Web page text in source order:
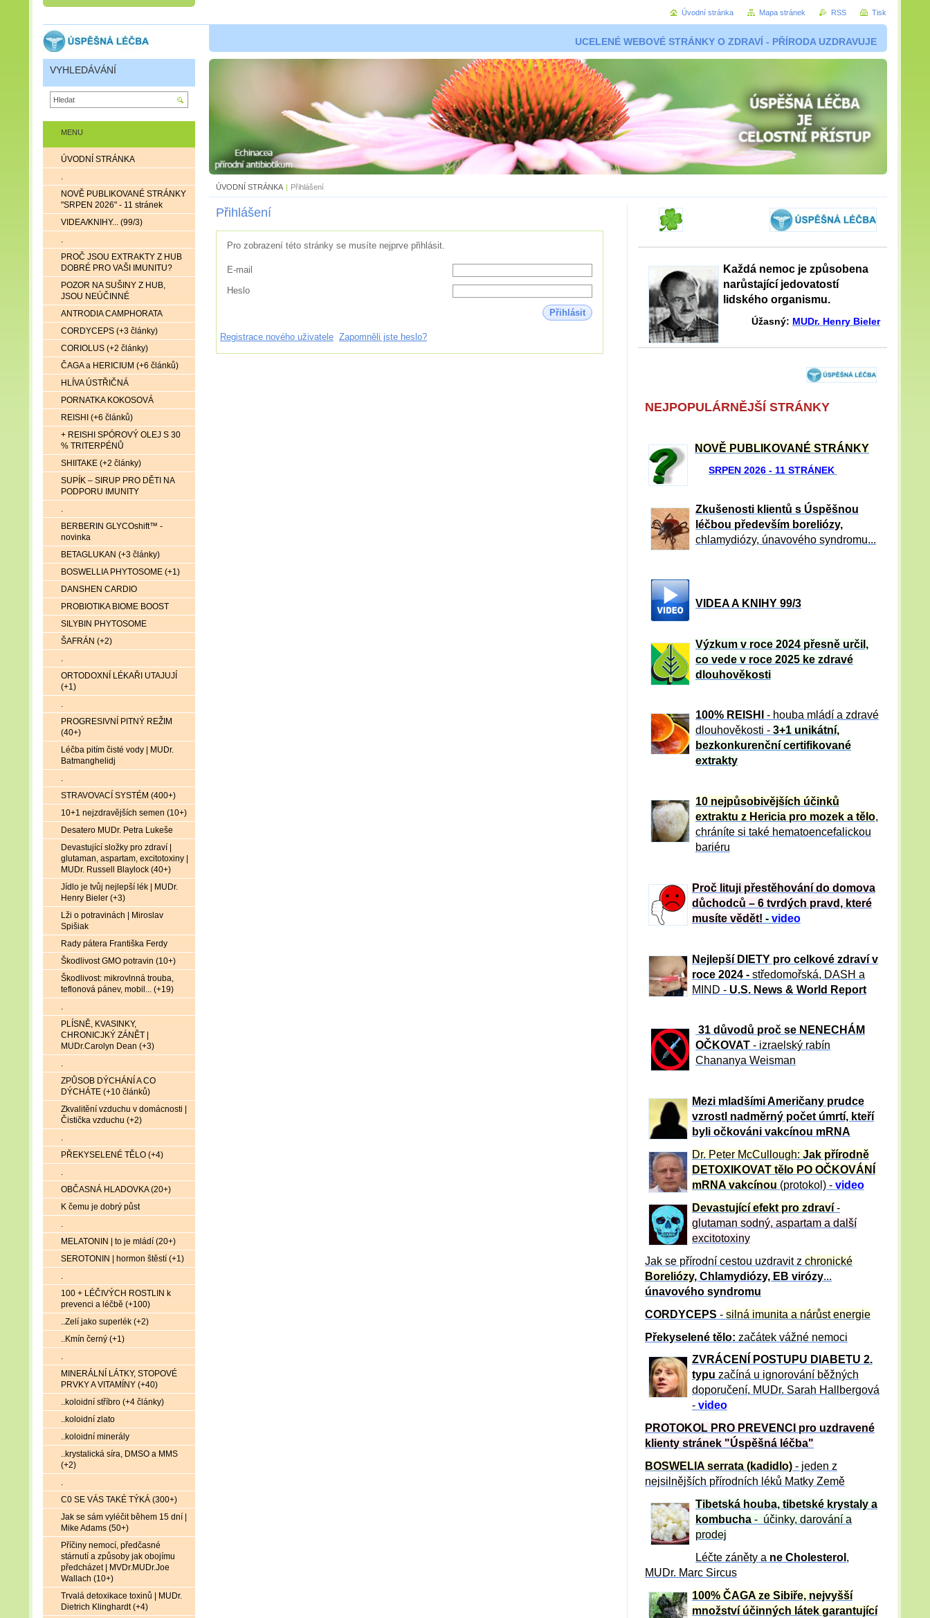
UCELENÉ WEBOVÉ STRÁNKY O ZDRAVÍ - PŘÍRODA UZDRAVUJE
ÚVODNÍ STRÁNKA | Přihlášení
Přihlášení
Pro zobrazení této stránky se musíte nejprve přihlásit.
E-mail
Heslo
Přihlásit
Registrace nového uživatele Zapomněli jste heslo?
Každá nemoc je způsobena
narůstající jedovatostí
lidského organismu.
Úžasný: MUDr. Henry Bieler
NEJPOPULÁRNĚJŠÍ STRÁNKY
NOVĚ PUBLIKOVANÉ STRÁNKY
SRPEN 2026 - 11 STRÁNEK
Zkušenosti klientů s Úspěšnou
léčbou především boreliózy,
chlamydiózy, únavového syndromu...
VIDEA A KNIHY 99/3
Výzkum v roce 2024 přesně určil,
co vede v roce 2025 ke zdravé
dlouhověkosti
100% REISHI
- houba mládí a zdravé
dlouhověkosti - 3+1 unikátní,
bezkonkurenční certifikované
extrakty
10 nejpůsobivějších účinků
extraktu z Hericia pro mozek a tělo,
chráníte si také hematoencefalickou
bariéru
Proč lituji přestěhování do domova
důchodců – 6 tvrdých pravd, které
musíte vědět! - video
Nejlepší DIETY pro celkové zdraví v
roce 2024 - středomořská, DASH a
MIND - U.S. News & World Report
31 důvod ů proč se NENECHÁM
OČKOVAT - izraelský rabín
Chananya Weisman
Mezi mladšími Američany prudce
vzrostl nadměrný počet úmrtí, kteří
byli očkováni vakcínou mRNA
Dr. Peter McCullough: Jak přírodně
DETOXIKOVAT tělo PO OČKOVÁNÍ
mRNA vakcínou (protokol) - video
Devastující efekt pro zdraví-
glutaman sodný, aspartam a další
excitotoxiny
Jak se přírodní cestou uzdravit z chronické
Boreliózy, Chlamydiózy, EB virózy...
únavového syndromu
CORDYCEPS - silná imunita a nárůst energie
Překyselené tělo: začátek vážné nemoci
ZVRÁCE NÍ POSTUPU DIABETU 2.
typu začíná u ignorování běžných
doporučení, MUDr. Sarah Hallbergová
- video
PROTOKOL PRO PREVENCI pro uzdravené
klienty stránek "Úspěšná léčba"
BOSWELIA serrata (kadidlo) - jeden z
nejsilnějších přírodních léků Matky Země
Tibetská houba, tibetské krystaly a
kombucha - účinky, darování a
prodej
Léčte záněty a ne Cholesterol ,
MUDr. Marc Sircus
100% ČAGA ze Sibiře, nejvyšší
množství účinných látek garantující
MENU
ÚVODNÍ STRÁNKA
.
NOVĚ PUBLIKOVANÉ STRÁNKY
"SRPEN 2026" - 11 stránek
VIDEA/KNIHY... (99/3)
.
PROČ JSOU EXTRAKTY Z HUB
DOBRÉ PRO VAŠI IMUNITU?
POZOR NA SUŠINY Z HUB,
JSOU NEÚČINNÉ
ANTRODIA CAMPHORATA
CORDYCEPS (+3 články)
CORIOLUS (+2 články)
ČAGA a HERICIUM (+6 článků)
HLÍVA ÚSTŘIČNÁ
PORNATKA KOKOSOVÁ
REISHI (+6 článků)
+ REISHI SPÓROVÝ OLEJ S 30
% TRITERPÉNŮ
SHIITAKE (+2 články)
SUPÍK – SIRUP PRO DĚTI NA
PODPORU IMUNITY
.
BERBERIN GLYCOshift™ -
novinka
BETAGLUKAN (+3 články)
BOSWELLIA PHYTOSOME (+1)
DANSHEN CARDIO
PROBIOTIKA BIOME BOOST
SILYBIN PHYTOSOME
ŠAFRÁN (+2)
.
ORTODOXNÍ LÉKAŘI UTAJUJÍ
(+1)
.
PROGRESIVNÍ PITNÝ REŽIM
(40+)
Léčba pitím čisté vody | MUDr.
Batmanghelidj
.
STRAVOVACÍ SYSTÉM (400+)
10+1 nejzdravějších semen (10+)
Desatero MUDr. Petra Lukeše
Devastující složky pro zdraví |
glutaman, aspartam, excitotoxiny |
MUDr. Russell Blaylock (40+)
Jídlo je tvůj nejlepší lék | MUDr.
Henry Bieler (+3)
Lži o potravinách | Miroslav
Spišiak
Rady pátera Františka Ferdy
Škodlivost GMO potravin (10+)
Škodlivost: mikrovlnná trouba,
teflonová pánev, mobil... (+19)
.
PLÍSNĚ, KVASINKY,
CHRONICJKÝ ZÁNĚT |
MUDr.Carolyn Dean (+3)
.
ZPŮSOB DÝCHÁNÍ A CO
DÝCHÁTE (+10 článků)
Zkvalitění vzduchu v domácnosti |
Čistička vzduchu (+2)
.
PŘEKYSELENÉ TĚLO (+4)
.
OBČASNÁ HLADOVKA (20+)
K čemu je dobrý půst
.
MELATONIN | to je mládí (20+)
SEROTONIN | hormon štěstí (+1)
.
100 + LÉČIVÝCH ROSTLIN k
prevenci a léčbě (+100)
..Zelí jako superlék (+2)
..Kmín černý (+1)
.
MINERÁLNÍ LÁTKY, STOPOVÉ
PRVKY A VITAMÍNY (+40)
..koloidní stříbro (+4 články)
..koloidní zlato
..koloidní minerály
..krystalická síra, DMSO a MMS
(+2)
.
C0 SE VÁS TAKÉ TÝKÁ (300+)
Jak se sám vyléčit během 15 dní |
Mike Adams (50+)
Příčiny nemocí, předčasné
stárnutí a způsoby jak obojímu
předcházet | MVDr.MUDr.Joe
Wallach (10+)
Trvalá detoxikace toxinů | MUDr.
Dietrich Klinghardt (+4)
VYHLEDÁVÁNÍ
Úvodní stránka Mapa stránek RSS Tisk